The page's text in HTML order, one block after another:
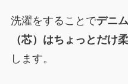
洗濯をすることでデニ
（芯）はちょっとだけ
します。